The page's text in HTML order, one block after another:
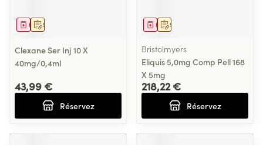
Sur prescription
Médicament
Clexane Ser Inj 10 X
40mg/0,4ml
43,99 €
Réservez
Sur prescription
Médicament
Bristolmyers
Eliquis 5,0mg Comp Pell 168
X 5mg
218,22 €
Réservez